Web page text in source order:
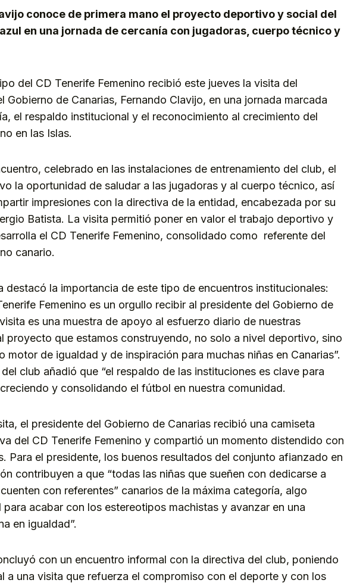
conoce de primera mano el proyecto deportivo y social del
en una jornada de cercanía con jugadoras, cuerpo técnico y
del CD Tenerife Femenino recibió este jueves la visita del
Gobierno de Canarias, Fernando Clavijo, en una jornada marcada
el respaldo institucional y el reconocimiento al crecimiento del
en las Islas.
celebrado en las instalaciones de entrenamiento del club, el
la oportunidad de saludar a las jugadoras y al cuerpo técnico, así
impresiones con la directiva de la entidad, encabezada por su
Batista. La visita permitió poner en valor el trabajo deportivo y
el CD Tenerife Femenino, consolidado como referente del
canario.
destacó la importancia de este tipo de encuentros institucionales:
Femenino es un orgullo recibir al presidente del Gobierno de
es una muestra de apoyo al esfuerzo diario de nuestras
proyecto que estamos construyendo, no solo a nivel deportivo, sino
motor de igualdad y de inspiración para muchas niñas en Canarias”.
club añadió que “el respaldo de las instituciones es clave para
y consolidando el fútbol en nuestra comunidad.
el presidente del Gobierno de Canarias recibió una camiseta
del CD Tenerife Femenino y compartió un momento distendido con
Para el presidente, los buenos resultados del conjunto afianzado en
contribuyen a que “todas las niñas que sueñen con dedicarse a
con referentes” canarios de la máxima categoría, algo
para acabar con los estereotipos machistas y avanzar en una
en igualdad”.
con un encuentro informal con la directiva del club, poniendo
a una visita que refuerza el compromiso con el deporte y con los